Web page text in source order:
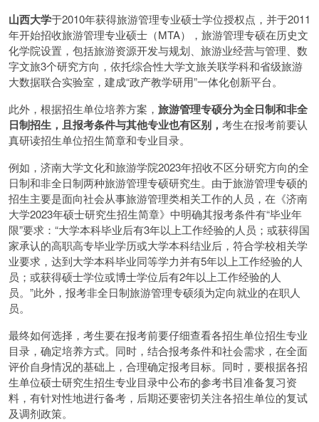
山西大学于2010年获得旅游管理专业硕士学位授权点，并于2011
年开始招收旅游管理专业硕士（MTA），旅游管理专硕在历史文
化学院设置，包括旅游资源开发与规划、旅游业经营与管理、数
字文旅3个研究方向，依托综合性大学文旅关联学科和省级旅游
大数据联合实验室，建成“政产教学研用”一体化创新平台。
此外，根据招生单位培养方案， 旅游管理专硕分为全日制和非全
日制招生，且报考条件与其他专业也有区别， 考生在报考前要认
真研读招生单位招生简章和专业目录。
例如，济南大学文化和旅游学院2023年招收不区分研究方向的全
日制和非全日制两种旅游管理专硕研究生。由于旅游管理专硕的
招生主要是面向社会从事旅游管理类相关工作的人员，在《济南
大学2023年硕士研究生招生简章》中明确其报考条件有“毕业年
限”要求：“大学本科毕业后有3年以上工作经验的人员；或获得国
家承认的高职高专毕业学历或大学本科结业后，符合学校相关学
业要求，达到大学本科毕业同等学力并有5年以上工作经验的人
员；或获得硕士学位或博士学位后有2年以上工作经验的人
员。”此外，报考非全日制旅游管理专硕须为定向就业的在职人
员。
最终如何选择，考生要在报考前要仔细查看各招生单位招生专业
目录，确定培养方式。同时，结合报考条件和社会需求，在全面
评价自身情况的基础上，合理确定报考目标。同时，要根据各招
生单位硕士研究生招生专业目录中公布的参考书目准备复习资
料，有针对性地进行备考，后期还要密切关注各招生单位的复试
及调剂政策。